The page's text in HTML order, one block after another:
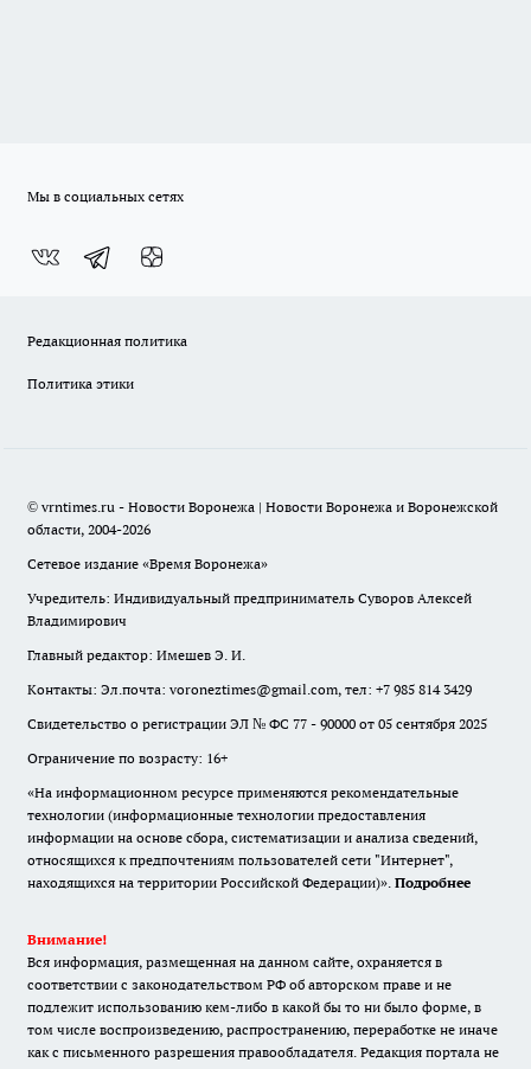
Мы в социальных сетях
Редакционная политика
Политика этики
© vrntimes.ru - Новости Воронежа | Новости Воронежа и Воронежской
области, 2004-2026
Сетевое издание «Время Воронежа»
Учредитель: Индивидуальный предприниматель Суворов Алексей
Владимирович
Главный редактор: Имешев Э. И.
Контакты: Эл.почта: voroneztimes@gmail.com, тел: +7 985 814 3429
Свидетельство о регистрации ЭЛ № ФС 77 - 90000 от 05 сентября 2025
Ограничение по возрасту: 16+
«На информационном ресурсе применяются рекомендательные
технологии (информационные технологии предоставления
информации на основе сбора, систематизации и анализа сведений,
относящихся к предпочтениям пользователей сети "Интернет",
находящихся на территории Российской Федерации)». Подробнее
Внимание!
Вся информация, размещенная на данном сайте, охраняется в
соответствии с законодательством РФ об авторском праве и не
подлежит использованию кем-либо в какой бы то ни было форме, в
том числе воспроизведению, распространению, переработке не иначе
как с письменного разрешения правообладателя. Редакция портала не